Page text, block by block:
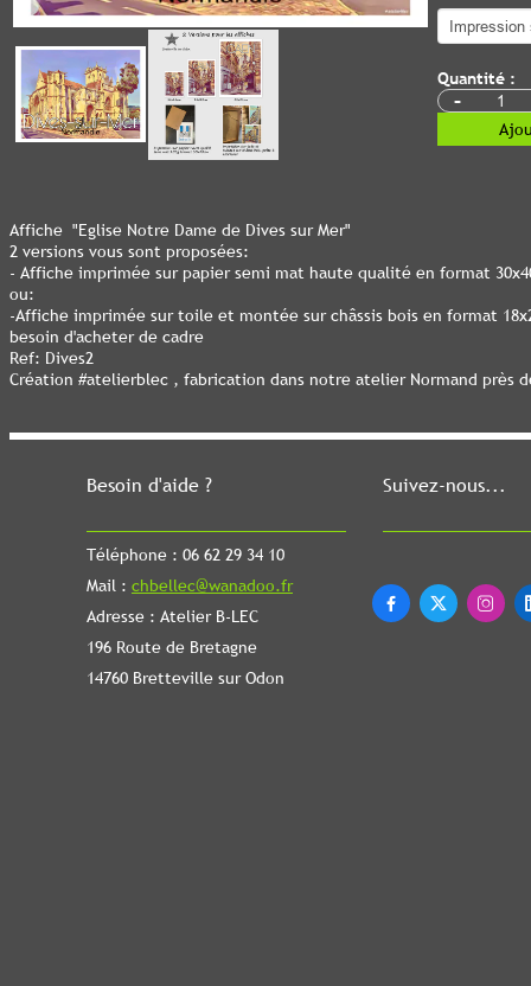
Besoin d'aide ?
Téléphone : 06 62 29 34 10
Mail : chbellec@wanadoo.fr
Adresse : Atelier B-LEC
196 Route de Bretagne
14760 Bretteville sur Odon
Suivez-nous...
  
Quantité :
-
Affiche "Eglise Notre Dame de Dives sur Mer"
2 versions vous sont proposées:
- Affiche imprimée sur papier semi mat haute qualité en format
ou:
-Affiche imprimée sur toile et montée sur châssis bois en format
besoin d'acheter de cadre
Ref: Dives2
Création #atelierblec , fabrication dans notre atelier Normand près